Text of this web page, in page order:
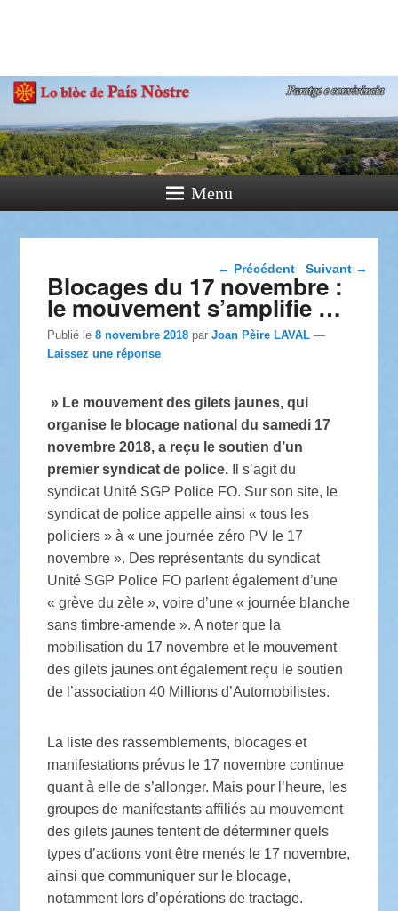
Paratge e Convivència
Menu
Navigation dans les
articles
← Précédent Suivant →
Blocages du 17 novembre :
le mouvement s’amplifie …
Publié le8 novembre 2018 parJoan Pèire LAVAL —
Laissez une réponse
» Le mouvement des gilets jaunes, qui
organise le blocage national du samedi 17
novembre 2018, a reçu le soutien d’un
premier syndicat de police.
Il s’agit du
syndicat Unité SGP Police FO. Sur son site, le
syndicat de police appelle ainsi « tous les
policiers » à « une journée zéro PV le 17
novembre ». Des représentants du syndicat
Unité SGP Police FO parlent également d’une
« grève du zèle », voire d’une « journée blanche
sans timbre-amende ». A noter que la
mobilisation du 17 novembre et le mouvement
des gilets jaunes ont également reçu le soutien
de l’association 40 Millions d’Automobilistes.
La liste des rassemblements, blocages et
manifestations prévus le 17 novembre continue
quant à elle de s’allonger. Mais pour l’heure, les
groupes de manifestants affiliés au mouvement
des gilets jaunes tentent de déterminer quels
types d’actions vont être menés le 17 novembre,
ainsi que communiquer sur le blocage,
notamment lors d’opérations de tractage.